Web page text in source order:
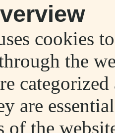
cookies
the
are
the